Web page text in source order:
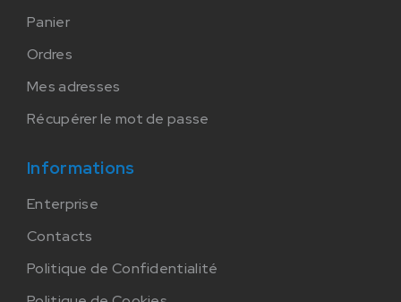
Panier
Ordres
Mes adresses
Récupérer le mot de passe
Informations
Enterprise
Contacts
Politique de Confidentialité